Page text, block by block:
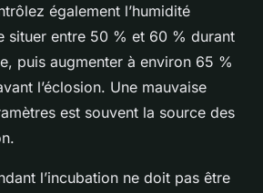
également l’humidité
situer entre 50 % et 60 % durant
puis augmenter à environ 65 %
l’éclosion. Une mauvaise
est souvent la source des
l’incubation ne doit pas être